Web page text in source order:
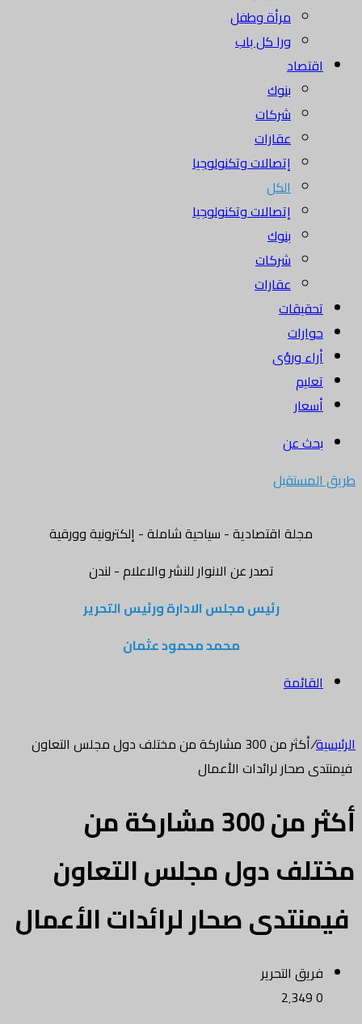
مرأة وطفل
ورا كل باب
اقتصاد
بنوك
شركات
عقارات
إتصالات وتكنولوجيا
الكل
إتصالات وتكنولوجيا
بنوك
شركات
عقارات
تحقيقات
حوارات
أراء ورؤى
تعليم
أسعار
بحث عن
طريق المستقبل
مجلة اقتصادية - سياحية شاملة - إلكترونية وورقية
تصدر عن الانوار للنشر والاعلام - لندن
رئيس مجلس الادارة ورئيس التحرير
محمد محمود عثمان
القائمة
الرئيسية/
أكثر من 300 مشاركة من مختلف دول مجلس التعاون
فيمنتدى صحار لرائدات الأعمال
أكثر من 300 مشاركة من
مختلف دول مجلس التعاون
فيمنتدى صحار لرائدات الأعمال
فريق التحرير
0